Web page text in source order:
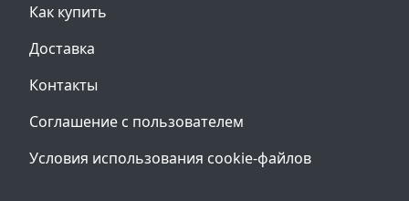
Как купить
Доставка
Контакты
Соглашение с пользователем
Условия использования cookie-файлов